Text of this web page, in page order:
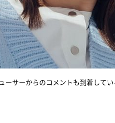
サーからのコメントも到着してい